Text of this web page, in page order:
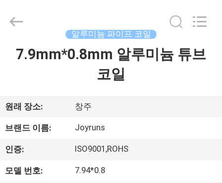
품
우
리
2021
Joyruns
알루미늄 파이프 코일
7.9mm*0.8mm 알루미늄 튜브
코일
원래 장소: 창주
브랜드 이름: Joyruns
인증: ISO9001,ROHS
모델 번호: 7.94*0.8